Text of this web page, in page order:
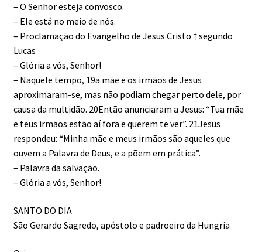
– O Senhor esteja convosco.
– Ele está no meio de nós.
– Proclamação do Evangelho de Jesus Cristo † segundo
Lucas
– Glória a vós, Senhor!
– Naquele tempo, 19a mãe e os irmãos de Jesus
aproximaram-se, mas não podiam chegar perto dele, por
causa da multidão. 20Então anunciaram a Jesus: “Tua mãe
e teus irmãos estão aí fora e querem te ver”. 21Jesus
respondeu: “Minha mãe e meus irmãos são aqueles que
ouvem a Palavra de Deus, e a põem em prática”.
– Palavra da salvação.
– Glória a vós, Senhor!
SANTO DO DIA
São Gerardo Sagredo, apóstolo e padroeiro da Hungria